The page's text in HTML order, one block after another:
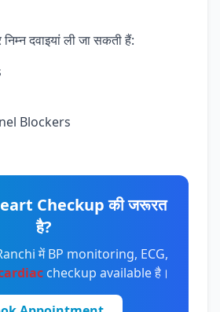
दवाइयां ली जा सकती हैं:
Blockers
Checkup की जरूरत
है?
में BP monitoring, ECG,
checkup available है।